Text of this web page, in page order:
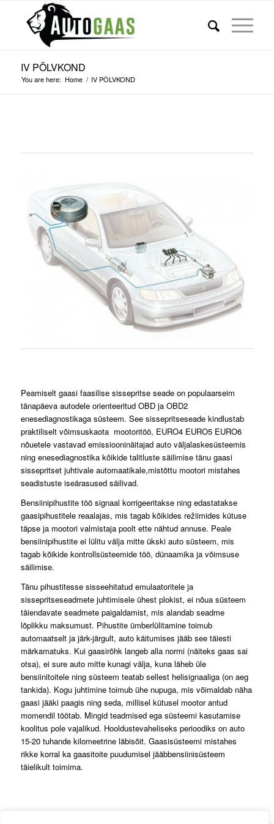
IV PÕLVKOND
You are here: Home / IV PÕLVKOND
Peamiselt gaasi faasilise sissepritse seade on populaarseim
tänapäeva autodele orienteeritud OBD ja OBD2
enesediagnostikaga süsteem. See sissepritseseade kindlustab
praktiliselt võimsuskaota mootoritöö, EURO4 EURO5 EURO6
nõuetele vastavad emissiooninäitajad auto väljalaskesüsteemis
ning enesediagnostika kõikide talitluste säilimise tänu gaasi
sissepritset juhtivale automaatikale,mistõttu mootori mistahes
seadistuste iseärasused säilivad.
Bensiinipihustite töö signaal korrigeeritakse ning edastatakse
gaasipihustitele reaalajas, mis tagab kõikides režiimides kütuse
täpse ja mootori valmistaja poolt ette nähtud annuse. Peale
bensiinipihustite ei lülitu välja mitte ükski auto süsteem, mis
tagab kõikide kontrollsüsteemide töö, dünaamika ja võimsuse
säilimise.
Tänu pihustitesse sisseehitatud emulaatoritele ja
sissepritseseadmete juhtimisele ühest plokist, ei nõua süsteem
täiendavate seadmete paigaldamist, mis alandab seadme
lõplikku maksumust. Pihustite ümberlülitamine toimub
automaatselt ja järk-järgult, auto käitumises jääb see täiesti
märkamatuks. Kui gaasirõhk langeb alla normi (näiteks gaas sai
otsa), ei sure auto mitte kunagi välja, kuna läheb üle
bensiinitoitele ning süsteem teatab sellest helisignaaliga (on aeg
tankida). Kogu juhtimine toimub ühe nupuga, mis võimaldab näha
gaasi jääki paagis ning seda, millisel kütusel mootor antud
momendil töötab. Mingid teadmised ega süsteemi kasutamise
koolitus pole vajalikud. Hooldustevaheliseks perioodiks on auto
15-20 tuhande kilomeetrine läbisõit. Gaasisüsteemi mistahes
rikke korral ka gaasitoite puudumisel jääbbensiinisüsteem
täielikult toimima.